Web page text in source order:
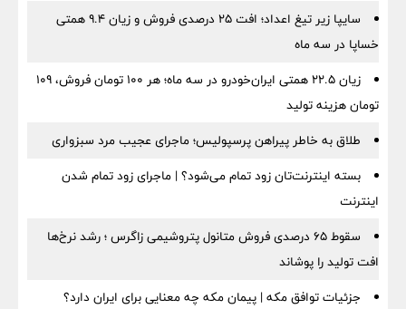
سایپا زیر تیغ اعداد؛ افت ۲۵ درصدی فروش و زیان ۹.۴ همتی
خساپا در سه ماه
زیان ۲۲.۵ همتی ایران‌خودرو در سه ماه؛ هر ۱۰۰ تومان فروش، ۱۰۹
تومان هزینه تولید
طلاق به خاطر پیراهن پرسپولیس؛ ماجرای عجیب مرد سبزواری
بسته اینترنت‌تان زود تمام می‌شود؟ | ماجرای زود تمام شدن
اینترنت
سقوط ۶۵ درصدی فروش متانول پتروشیمی زاگرس ؛ رشد نرخ‌ها
افت تولید را پوشاند
جزئیات توافق مکه | پیمان مکه چه معنایی برای ایران دارد؟